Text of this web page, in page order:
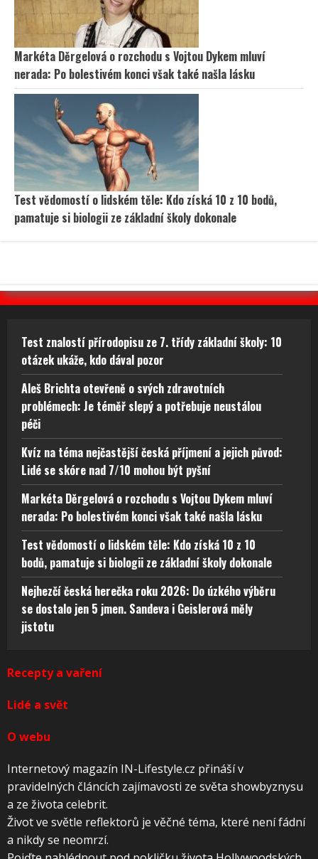
Markéta Děrgelová o rozchodu s Vojtou Dykem mluví
nerada: Po bolestivém konci však také našla lásku
Test vědomostí o lidském těle: Kdo získá 10 z 10 bodů,
pamatuje si biologii ze základní školy dokonale
Test znalostí přírodopisu ze 7. třídy základní školy: 10
otázek ukáže, kdo dával pozor
Aleš Brichta otevřeně o svých zdravotních
problémech: Je téměř slepý a potřebuje neustálou
péči
Kvíz na téma nejčastější česká příjmení a jejich původ:
Lidé se skóre nad 7/10 mohou být pyšní
Markéta Děrgelová o rozchodu s Vojtou Dykem mluví
nerada: Po bolestivém konci však také našla lásku
Test vědomostí o lidském těle: Kdo získá 10 z 10
bodů, pamatuje si biologii ze základní školy dokonale
Nejhezčí česká herečka roku 2026: Do úzkého výběru
se dostalo jen 5 jmen. Sandeva i Geislerová měly
jistotu
Recepty a vaření
Lidé a svět
O webu
Internetový magazín IN-Lifestyle.cz přináší v
pravidelných článcích zajímavosti ze světa showbyznysu
a ze života celebrit.
Život ve světle reflektorů je věčné téma, které není fádní
a nikdy se neomrzí.